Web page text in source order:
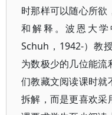
时那样可以随心所
和解释。波恩大
Schuh，1942-）教
为数极少的几位能
们教藏文阅读课时就
拆解，而是更喜欢采